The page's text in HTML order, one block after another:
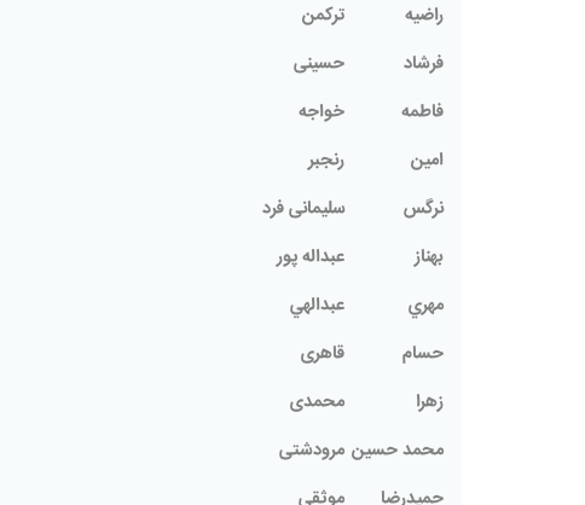
راضیه
ترکمن
فرشاد
حسینی
فاطمه
خواجه
امین
رنجبر
نرگس
سلیمانی فرد
بهناز
عبداله پور
مهري
عبدالهي
حسام
قاهری
زهرا
محمدى
محمد حسین مرودشتی
حمیدرضا
موثقی